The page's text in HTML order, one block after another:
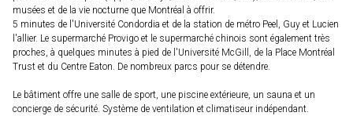
musées et de la vie nocturne que Montréal à offrir.
5 minutes de l'Université Condordia et de la station de métro Peel, Guy et Lucien
l'allier. Le supermarché Provigo et le supermarché chinois sont également très
proches, à quelques minutes à pied de l'Université McGill, de la Place Montréal
Trust et du Centre Eaton. De nombreux parcs pour se détendre.
Le bâtiment offre une salle de sport, une piscine extérieure, un sauna et un
concierge de sécurité. Système de ventilation et climatiseur indépendant.